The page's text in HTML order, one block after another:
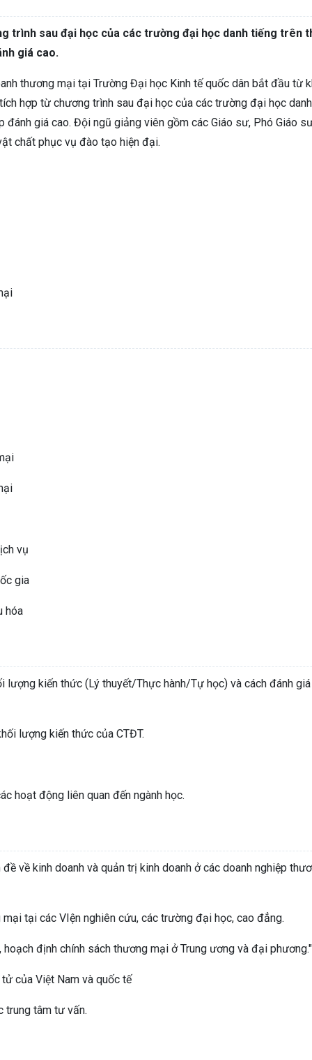
trình sau đại học của các trường đại học danh tiếng trên
giá cao.
thương mại tại Trường Đại học Kinh tế quốc dân bắt đầu từ
hợp từ chương trình sau đại học của các trường đại học
giá cao. Đội ngũ giảng viên gồm các Giáo sư, Phó Giáo
chất phục vụ đào tạo hiện đại.
vụ
gia
hóa
kiến thức (Lý thuyết/Thực hành/Tự học) và cách đánh
lượng kiến thức của CTĐT.
hoạt động liên quan đến ngành học.
về kinh doanh và quản trị kinh doanh ở các doanh nghiệp
tại các VIện nghiên cứu, các trường đại học, cao đẳng.
định chính sách thương mại ở Trung ương và đại phương."
của Việt Nam và quốc tế
trung tâm tư vấn.